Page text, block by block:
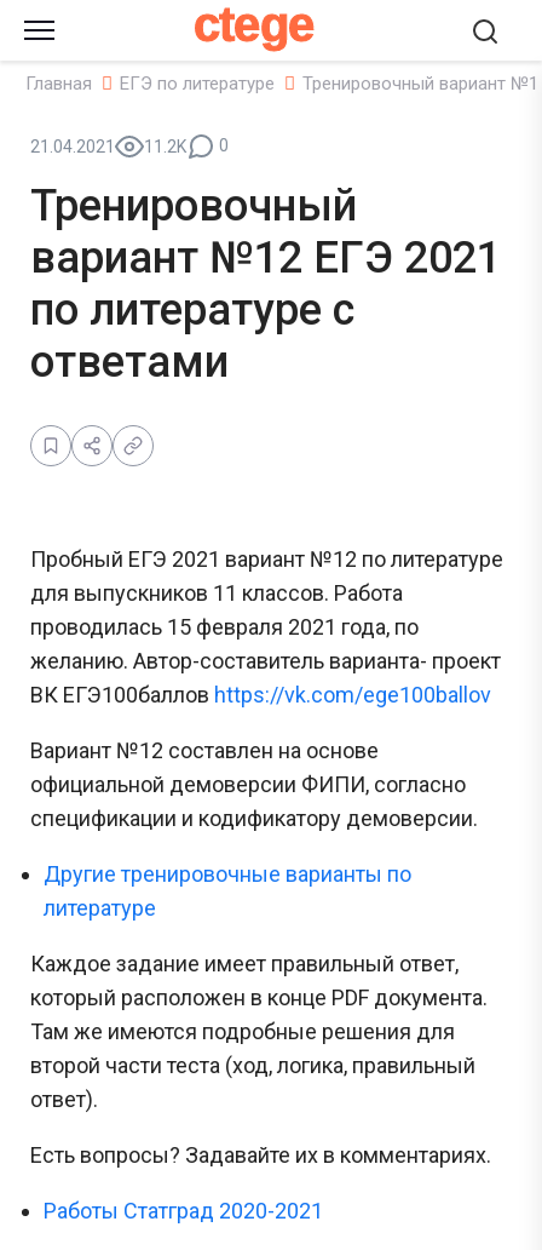
ctege
Главная ЕГЭ по литературе Тренировочный вариант
21.04.2021 11.2K 0
Тренировочный
вариант №12 ЕГЭ 2021
по литературе с
ответами
Пробный ЕГЭ 2021 вариант №12 по литературе
для выпускников 11 классов. Работа
проводилась 15 февраля 2021 года, по
желанию. Автор-составитель варианта- проект
ВК ЕГЭ100баллов https://vk.com/ege100ballov
Вариант №12 составлен на основе
официальной демоверсии ФИПИ, согласно
спецификации и кодификатору демоверсии.
Другие тренировочные варианты по
литературе
Каждое задание имеет правильный ответ,
который расположен в конце PDF документа.
Там же имеются подробные решения для
второй части теста (ход, логика, правильный
ответ).
Есть вопросы? Задавайте их в комментариях.
Работы Статград 2020-2021